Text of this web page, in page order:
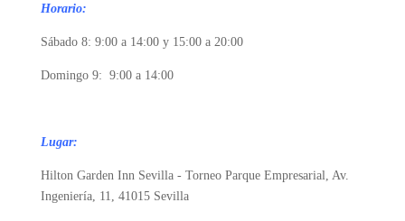
Horario:
Sábado 8: 9:00 a 14:00 y 15:00 a 20:00
Domingo 9: 9:00 a 14:00
Lugar:
Hilton Garden Inn Sevilla - Torneo Parque Empresarial, Av.
Ingeniería, 11, 41015 Sevilla